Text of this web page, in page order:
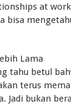
at
bisa
Lama
tahu betul
terus
Jadi bukan